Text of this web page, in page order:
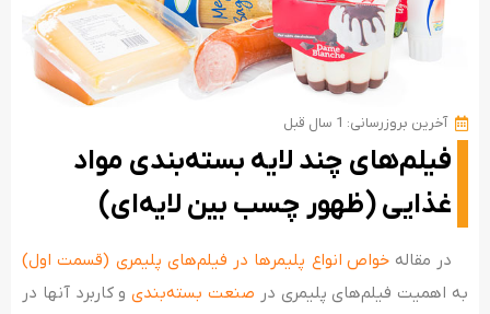
آخرین بروزرسانی: 1 سال قبل
فیلم‌های چند لایه بسته‌بندی مواد
غذایی (ظهور چسب بین لایه‌ای)
در مقالهخواص انواع پلیمرها در فیلم‌های پلیمری (قسمت اول)
به اهمیت فیلم‌های پلیمری در صنعت بسته‌بندیو کاربرد آنها در